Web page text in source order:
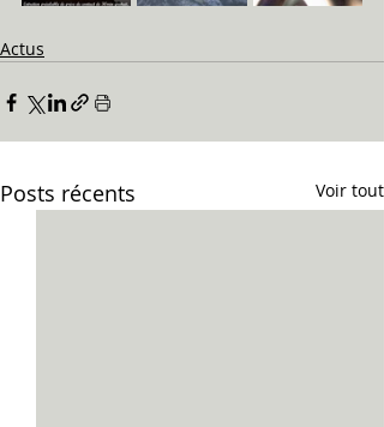
Actus
Posts récents Voir tout